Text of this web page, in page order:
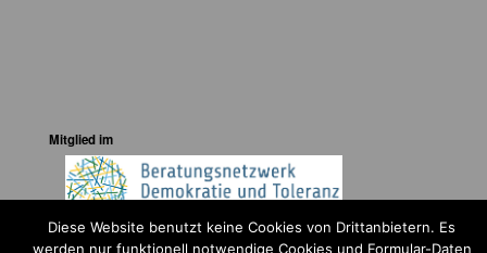
Mitglied im
Diese Website benutzt keine Cookies von Drittanbietern. Es
werden nur funktionell notwendige Cookies und Formular-Daten